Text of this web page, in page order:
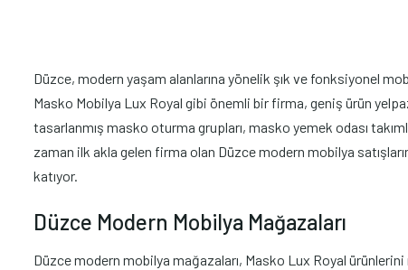
Düzce, modern yaşam alanlarına yönelik şık ve fonksiyonel
Masko Mobilya Lux Royal gibi önemli bir firma, geniş ürün
tasarlanmış masko oturma grupları, masko yemek odası
zaman ilk akla gelen firma olan Düzce modern mobilya
katıyor.
Düzce Modern Mobilya Mağazaları
Düzce modern mobilya mağazaları, Masko Lux Royal ürünlerini